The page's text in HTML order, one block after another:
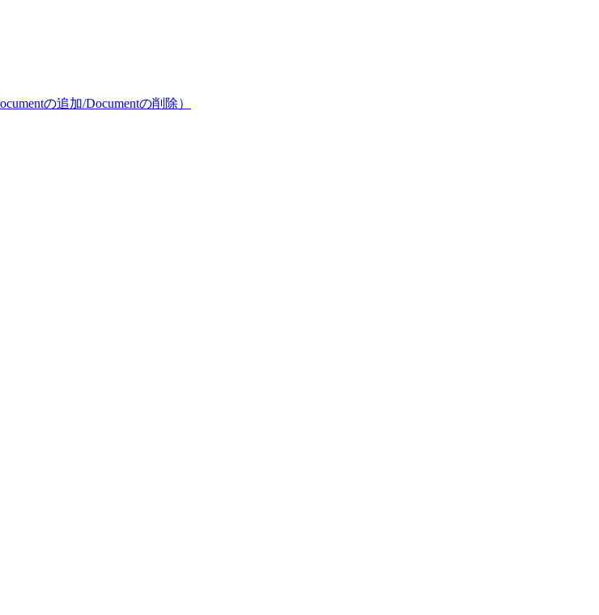
の追加/Documentの削除）